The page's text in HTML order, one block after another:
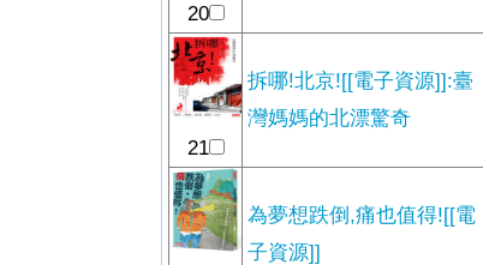
20
21
拆哪!北京![[電子資源]]:臺
灣媽媽的北漂驚奇
為夢想跌倒,痛也值得![[電
子資源]]